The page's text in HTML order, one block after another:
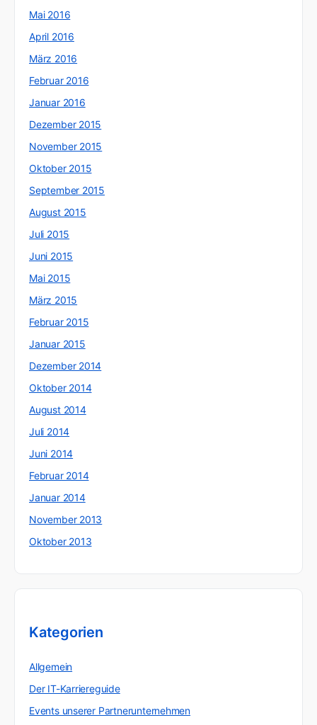
Mai 2016
April 2016
März 2016
Februar 2016
Januar 2016
Dezember 2015
November 2015
Oktober 2015
September 2015
August 2015
Juli 2015
Juni 2015
Mai 2015
März 2015
Februar 2015
Januar 2015
Dezember 2014
Oktober 2014
August 2014
Juli 2014
Juni 2014
Februar 2014
Januar 2014
November 2013
Oktober 2013
Kategorien
Allgemein
Der IT-Karriereguide
Events unserer Partnerunternehmen